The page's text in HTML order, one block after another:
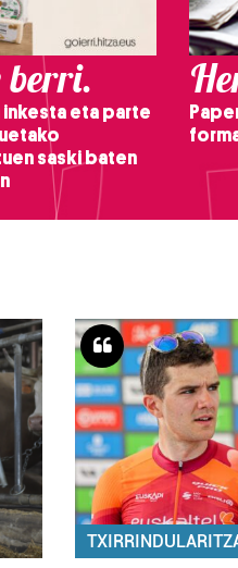
berri.
inkesta eta parte
saski baten